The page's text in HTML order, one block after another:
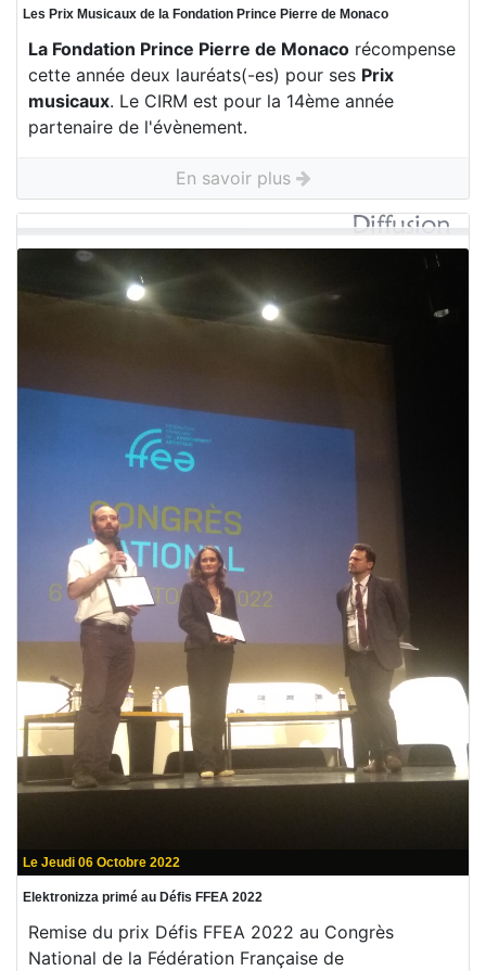
Les Prix Musicaux de la Fondation Prince Pierre de Monaco
La Fondation Prince Pierre de Monaco récompense
cette année deux lauréats(-es) pour ses Prix
musicaux. Le CIRM est pour la 14ème année
partenaire de l'évènement.
En savoir plus
Le Jeudi 06 Octobre 2022
Elektronizza primé au Défis FFEA 2022
Remise du prix Défis FFEA 2022 au Congrès
National de la Fédération Française de